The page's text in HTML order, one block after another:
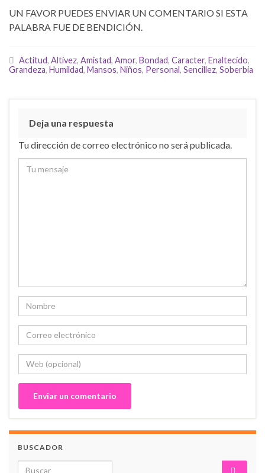
UN FAVOR PUEDES ENVIAR UN COMENTARIO SI ESTA
PALABRA FUE DE BENDICIÓN.
Actitud, Altivez, Amistad, Amor, Bondad, Caracter, Enaltecido,
Grandeza, Humildad, Mansos, Niños, Personal, Sencillez, Soberbia
Deja una respuesta
Tu dirección de correo electrónico no será publicada.
BUSCADOR
Search for: